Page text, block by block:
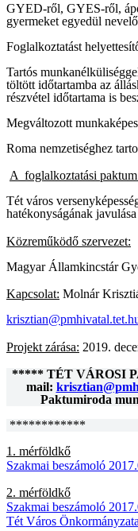
GYED-ről, GYES-ről,
gyermeket egyedül
Foglalkoztatást
Tartós
töltött időtartamba az
részvétel időtartama is
Megváltozott
Roma nemzetiséghez
A foglalkoztatási
Tét város
hatékonyságának
Közreműködő szervezet:
Magyar Államkincstár
Kapcsolat: Molnár
Projekt zárása: 2019.
***** TÉT VÁROSI
mail:
Paktumiroda
************
1. mérföldkő
Szakmai beszámoló
2. mérföldkő
Szakmai beszámoló
Tét Város